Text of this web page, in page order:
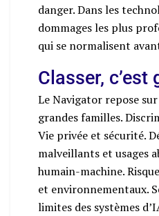
danger. Dans les
dommages les plus
qui se normalisent
Classer, c’est
Le Navigator repose
grandes familles.
Vie privée et sécurité.
malveillants et usages
humain-machine.
et environnementaux.
limites des systèmes